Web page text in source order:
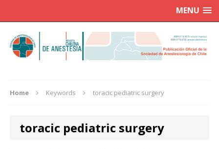
MENU
Home Keywords toracic pediatric surgery
toracic pediatric surgery